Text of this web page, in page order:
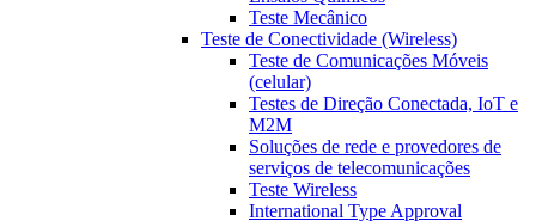
Teste Mecânico
Teste de Conectividade (Wireless)
Teste de Comunicações Móveis
(celular)
Testes de Direção Conectada, IoT e
M2M
Soluções de rede e provedores de
serviços de telecomunicações
Teste Wireless
International Type Approval